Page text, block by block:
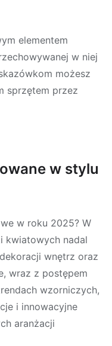
elementem
w niej
możesz
sprzętem przez
w stylu
w roku 2025? W
kwiatowych nadal
wnętrz oraz
wraz z postępem
wzorniczych,
i innowacyjne
aranżacji